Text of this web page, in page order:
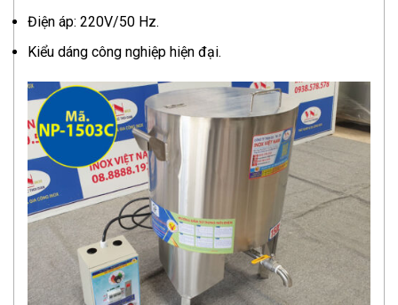
Điện áp: 220V/50 Hz.
Kiểu dáng công nghiệp hiện đại.